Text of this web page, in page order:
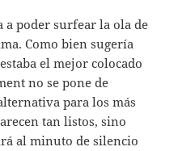
a poder surfear la ola de
Como bien sugería
el mejor colocado
no se pone de
para los más
tan listos, sino
al minuto de silencio